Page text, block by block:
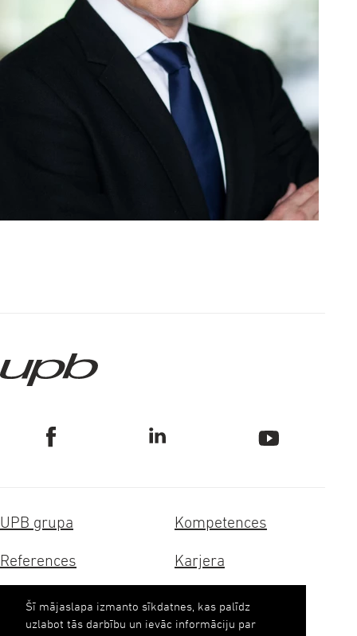
Šī mājaslapa izmanto sīkdatnes, kas palīdz
uzlabot tās darbību un ievāc informāciju par
UPB grupa Kompetences
References Karjera
Sertifikāti Ilgtspēja